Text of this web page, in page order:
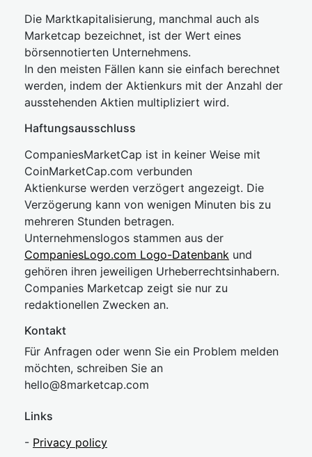
Die Marktkapitalisierung, manchmal auch als
Marketcap bezeichnet, ist der Wert eines
börsennotierten Unternehmens.
In den meisten Fällen kann sie einfach berechnet
werden, indem der Aktienkurs mit der Anzahl der
ausstehenden Aktien multipliziert wird.
Haftungsausschluss
CompaniesMarketCap ist in keiner Weise mit
CoinMarketCap.com verbunden
Aktienkurse werden verzögert angezeigt. Die
Verzögerung kann von wenigen Minuten bis zu
mehreren Stunden betragen.
Unternehmenslogos stammen aus der
CompaniesLogo.com Logo-Datenbank und
gehören ihren jeweiligen Urheberrechtsinhabern.
Companies Marketcap zeigt sie nur zu
redaktionellen Zwecken an.
Kontakt
Für Anfragen oder wenn Sie ein Problem melden
möchten, schreiben Sie an
hello@8marketcap.com
Links
- Privacy policy